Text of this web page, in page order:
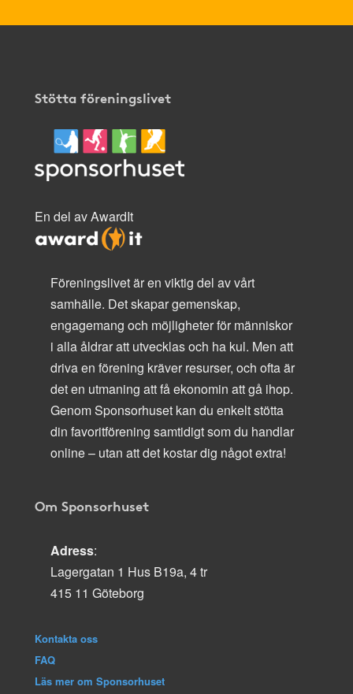
Stötta föreningslivet
En del av AwardIt
Föreningslivet är en viktig del av vårt
samhälle. Det skapar gemenskap,
engagemang och möjligheter för människor
i alla åldrar att utvecklas och ha kul. Men att
driva en förening kräver resurser, och ofta är
det en utmaning att få ekonomin att gå ihop.
Genom Sponsorhuset kan du enkelt stötta
din favoritförening samtidigt som du handlar
online – utan att det kostar dig något extra!
Om Sponsorhuset
Adress:
Lagergatan 1 Hus B19a, 4 tr
415 11 Göteborg
Kontakta oss
FAQ
Läs mer om Sponsorhuset